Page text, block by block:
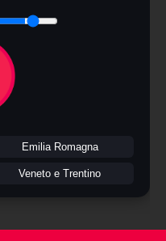
Emilia Romagna
Veneto e Trentino